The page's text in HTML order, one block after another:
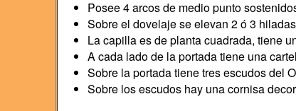
Posee 4 arcos de medio punto
Sobre el dovelaje se elevan 2 ó 3
La capilla es de planta cuadrada, tiene
A cada lado de la portada tiene una
Sobre la portada tiene tres escudos del
Sobre los escudos hay una cornisa